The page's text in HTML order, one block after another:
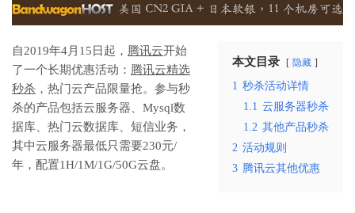
本文目录 隐藏
1 秒杀活动详情
1.1 云服务器秒杀
1.2 其他产品秒杀
2 活动规则
3 腾讯云其他优惠
自2019年4月15日起， 腾讯云开始
了一个长期优惠活动： 腾讯云精选
秒杀 ，热门云产品限量抢。参与秒
杀的产品包括云服务器、Mysql数
据库、热门云数据库、短信业务，
其中云服务器最低只需要230元/
年，配置1H/1M/1G/50G云盘。